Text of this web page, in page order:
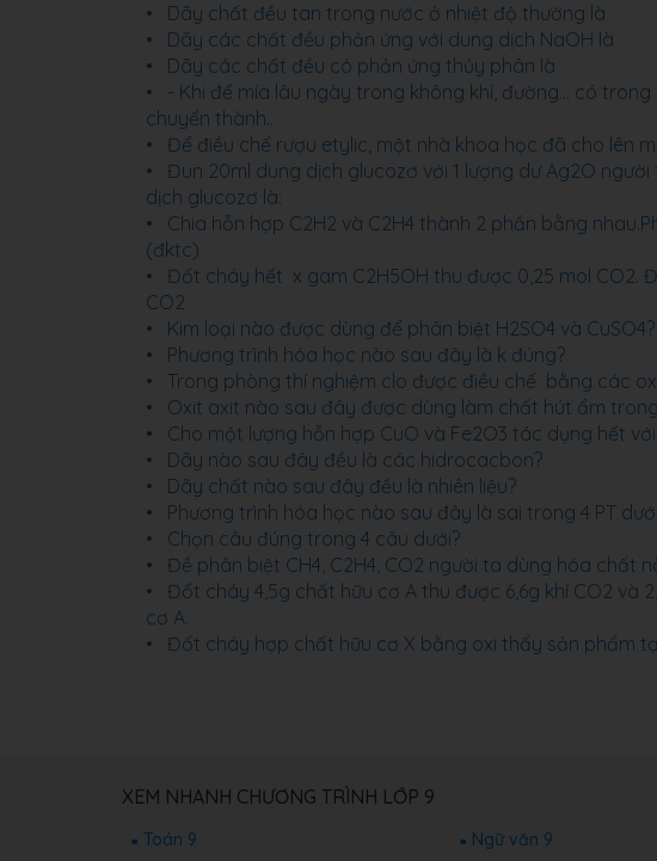
Dãy chất đều tan trong nước ở nhiệt độ thường là
Dãy các chất đều phản ứng với dung dịch NaOH là
Dãy các chất đều có phản ứng thủy phân là
- Khi để mía lâu ngày trong không khí, đường... có
chuyển thành..
Để điều chế rượu etylic, một nhà khoa học đã cho lên
Đun 20ml dung dịch glucozơ với 1 lượng dư Ag2O
dịch glucozơ là:
Chia hỗn hợp C2H2 và C2H4 thành 2 phần bằng
(đktc)
Đốt cháy hết x gam C2H5OH thu được 0,25 mol CO2.
CO2
Kim loại nào được dùng để phân biệt H2SO4 và CuSO4?
Phương trình hóa học nào sau đây là k đúng?
Trong phòng thí nghiệm clo được điều chế bằng các
Oxit axit nào sau đây được dùng làm chất hút ẩm
Cho một lượng hỗn hợp CuO và Fe2O3 tác dụng hết
Dãy nào sau đây đều là các hidrocacbon?
Dãy chất nào sau đây đều là nhiên liệu?
Phương trình hóa học nào sau đây là sai trong 4 PT
Chọn câu đúng trong 4 câu dưới?
Đề phân biệt CH4, C2H4, CO2 người ta dùng hóa chất
Đốt cháy 4,5g chất hữu cơ A thu được 6,6g khí CO2 và
cơ A.
Đốt cháy hợp chất hữu cơ X bằng oxi thấy sản phẩm
XEM NHANH CHƯƠNG TRÌNH LỚP 9
Toán 9 Ngữ văn 9